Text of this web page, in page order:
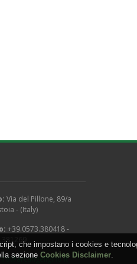
Via del Pillone, 89/a
- (Italy)
+39.0573.380418 -
che impostano i cookies e
sezione Cookies Disclaimer.